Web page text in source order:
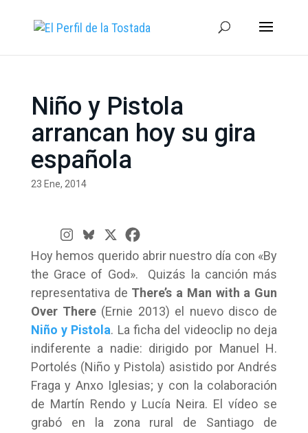
Niño y Pistola
arrancan hoy su gira
española
23 Ene, 2014
Hoy hemos querido abrir nuestro día con «By
the Grace of God». Quizás la canción más
representativa de There’s a Man with a Gun
Over There (Ernie 2013) el nuevo disco de
Niño y Pistola. La ficha del videoclip no deja
indiferente a nadie: dirigido por Manuel H.
Portolés (Niño y Pistola) asistido por Andrés
Fraga y Anxo Iglesias; y con la colaboración
de Martín Rendo y Lucía Neira. El vídeo se
grabó en la zona rural de Santiago de